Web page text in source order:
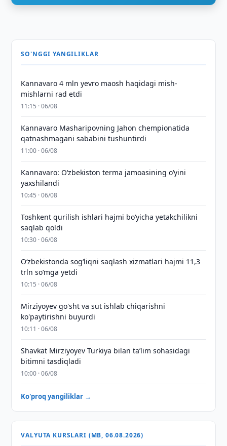
SO'NGGI YANGILIKLAR
Kannavaro 4 mln yevro maosh haqidagi mish-
mishlarni rad etdi
11:15 · 06/08
Kannavaro Masharipovning Jahon chempionatida
qatnashmagani sababini tushuntirdi
11:00 · 06/08
Kannavaro: O‘zbekiston terma jamoasining o‘yini
yaxshilandi
10:45 · 06/08
Toshkent qurilish ishlari hajmi bo‘yicha yetakchilikni
saqlab qoldi
10:30 · 06/08
O‘zbekistonda sog‘liqni saqlash xizmatlari hajmi 11,3
trln so‘mga yetdi
10:15 · 06/08
Mirziyoyev go'sht va sut ishlab chiqarishni
ko'paytirishni buyurdi
10:11 · 06/08
Shavkat Mirziyoyev Turkiya bilan taʼlim sohasidagi
bitimni tasdiqladi
10:00 · 06/08
Ko'proq yangiliklar →
VALYUTA KURSLARI (MB, 06.08.2026)